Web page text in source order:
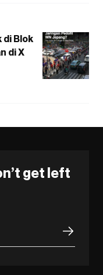
di Blok
di X
get left